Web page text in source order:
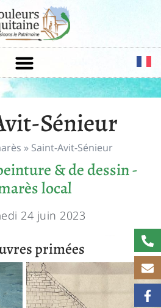
Sénieur
» Saint-Avit-Sénieur
& de dessin -
local
24 juin 2023
primées